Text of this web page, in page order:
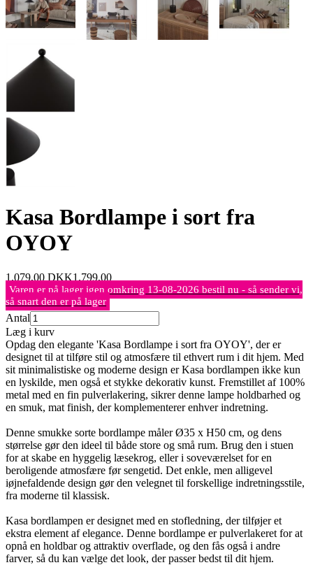
Kasa Bordlampe i sort fra
OYOY
1.079,00 DKK1.799,00
Varen er på lager igen omkring 13-08-2026 bestil nu - så sender vi,
så snart den er på lager
Antal
Læg i kurv
Opdag den elegante 'Kasa Bordlampe i sort fra OYOY', der er
designet til at tilføre stil og atmosfære til ethvert rum i dit hjem. Med
sit minimalistiske og moderne design er Kasa bordlampen ikke kun
en lyskilde, men også et stykke dekorativ kunst. Fremstillet af 100%
metal med en fin pulverlakering, sikrer denne lampe holdbarhed og
en smuk, mat finish, der komplementerer enhver indretning.
Denne smukke sorte bordlampe måler Ø35 x H50 cm, og dens
størrelse gør den ideel til både store og små rum. Brug den i stuen
for at skabe en hyggelig læsekrog, eller i soveværelset for en
beroligende atmosfære før sengetid. Det enkle, men alligevel
iøjnefaldende design gør den velegnet til forskellige indretningsstile,
fra moderne til klassisk.
Kasa bordlampen er designet med en stofledning, der tilføjer et
ekstra element af elegance. Denne bordlampe er pulverlakeret for at
opnå en holdbar og attraktiv overflade, og den fås også i andre
farver, så du kan vælge det look, der passer bedst til dit hjem.